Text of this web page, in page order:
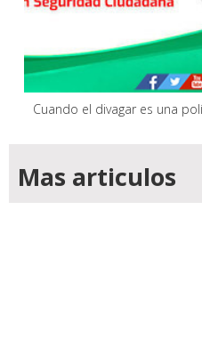
Cuando el divagar es una
Mas articulos